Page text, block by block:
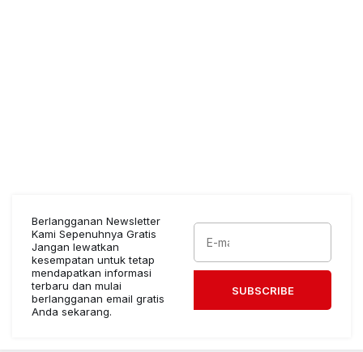
Berlangganan Newsletter
Kami Sepenuhnya Gratis
Jangan lewatkan
kesempatan untuk tetap
mendapatkan informasi
terbaru dan mulai
berlangganan email gratis
Anda sekarang.
SUBSCRIBE